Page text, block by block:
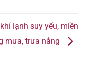
lạnh suy yếu, miền
mưa, trưa nắng